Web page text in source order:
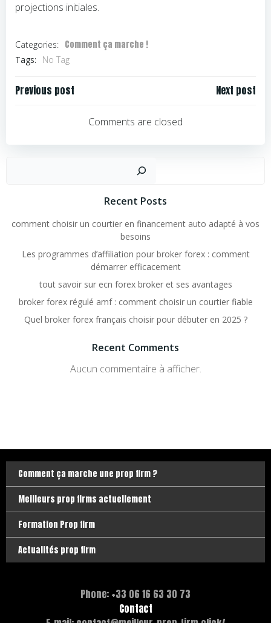
projections initiales.
Categories: Comment ça marche !
Tags: No Tag
Navigation
Previous post
l’article
Next post
Comments are closed
Rechercher
Recent Posts
comment choisir un courtier en financement auto adapté à vos
besoins
Les programmes d’affiliation pour broker forex : comment
démarrer efficacement
tout savoir sur ecn forex broker et ses avantages
broker forex régulé amf : comment choisir un courtier fiable
Quel broker forex français choisir pour débuter en 2025 ?
Recent Comments
Aucun commentaire à afficher.
Comment ça marche une prop firm ?
Meilleurs prop firms actuellement
Formation Prop firm
Actualités prop firm
Phone: +33 06 16 63 30 73
Contact